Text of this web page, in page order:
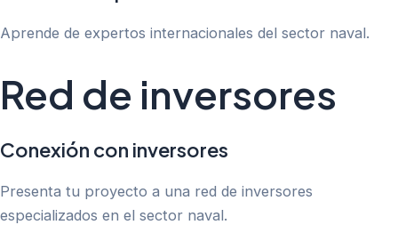
Aprende de expertos internacionales del sector naval.
Red de inversores
Conexión con inversores
Presenta tu proyecto a una red de inversores
especializados en el sector naval.